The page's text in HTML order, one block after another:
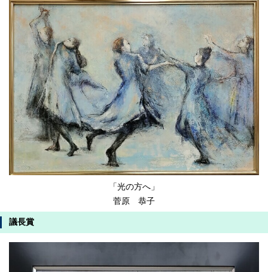
「光の方へ」
菅原 恭子
議長賞